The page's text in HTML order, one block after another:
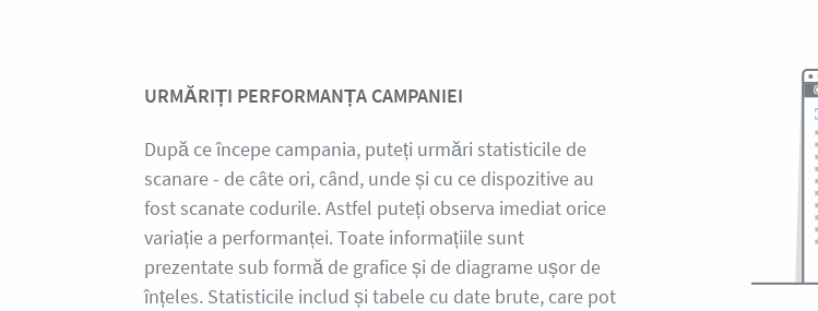
URMĂRIȚI PERFORMANȚA CAMPANIEI
După ce începe campania, puteți urmări statisticile de
scanare - de câte ori, când, unde și cu ce dispozitive au
fost scanate codurile. Astfel puteți observa imediat orice
variație a performanței. Toate informațiile sunt
prezentate sub formă de grafice și de diagrame ușor de
înțeles. Statisticile includ și tabele cu date brute, care pot